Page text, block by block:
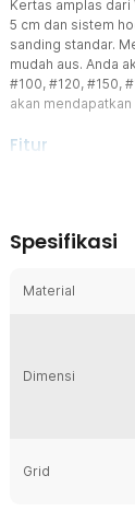
Kertas amplas dari
5 cm dan sistem
sanding standar.
mudah aus. Anda
#100, #120, #150,
akan
Fitur
Ukuran Pas
adapter yang
Terbuat dari
karena butiran
efektif
memberikan
pada pad mesin
Sistem ini juga
Spesifikasi
Material
Dimensi
Grid